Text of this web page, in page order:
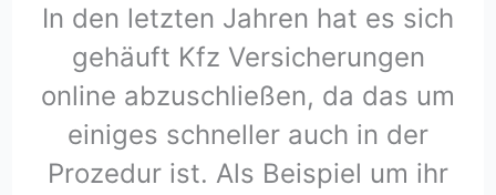
In den letzten Jahren hat es sich
gehäuft Kfz Versicherungen
online abzuschließen, da das um
einiges schneller auch in der
Prozedur ist. Als Beispiel um ihr